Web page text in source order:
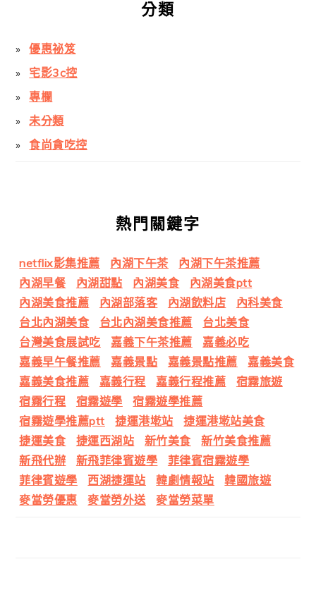
分類
優惠祕笈
宅影3c控
專欄
未分類
食尚貪吃控
熱門關鍵字
netflix影集推薦 內湖下午茶
內湖下午茶推薦
內湖早餐
內湖甜點 內湖美食
內湖美食ptt
內湖美食推薦
內湖部落客 內湖飲料店
內科美食
台北內湖美食
台北內湖美食推薦
台北美食
台灣美食展試吃
嘉義下午茶推薦
嘉義必吃
嘉義早午餐推薦
嘉義景點 嘉義景點推薦
嘉義美食
嘉義美食推薦
嘉義行程 嘉義行程推薦
宿霧旅遊
宿霧行程
宿霧遊學
宿霧遊學推薦
宿霧遊學推薦ptt
捷運港墘站
捷運港墘站美食
捷運美食
捷運西湖站 新竹美食
新竹美食推薦
新飛代辦
新飛菲律賓遊學
菲律賓宿霧遊學
菲律賓遊學
西湖捷運站 韓劇情報站
韓國旅遊
麥當勞優惠
麥當勞外送 麥當勞菜單